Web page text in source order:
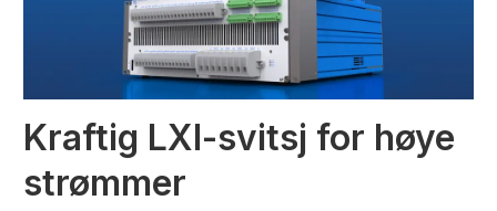
Kraftig LXI-svitsj for høye
strømmer